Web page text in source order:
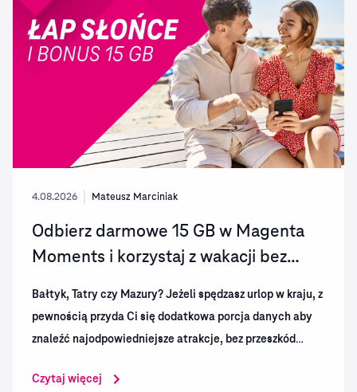
4.08.2026 Mateusz Marciniak
Odbierz darmowe 15 GB w Magenta
Moments i korzystaj z wakacji bez
Bałtyk, Tatry czy Mazury? Jeżeli spędzasz urlop w kraju, z
pewnością przyda Ci się dodatkowa porcja danych aby
znaleźć najodpowiedniejsze atrakcje, bez przeszkód
telefonie. Jeśli korzystasz z oferty T-Mobile na kartę,
Czytaj więcej